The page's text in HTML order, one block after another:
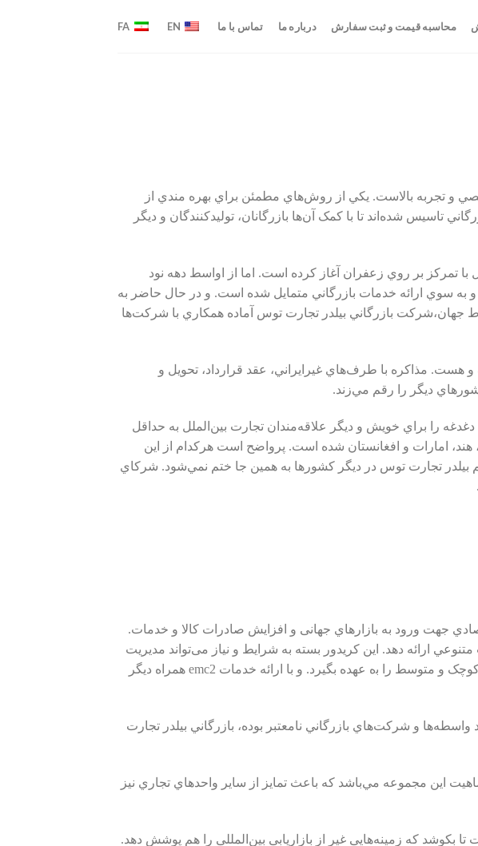
محاسبه قیمت و ثبت سفارش درباره ما تماس با ما EN
FA
و تجربه بالاست. يکي از روش‌هاي مطمئن براي بهره مندي از
شده‌اند تا با کمک آن‌ها بازرگانان، توليدکنندگان و ديگر
تمرکز بر روي زعفران آغاز کرده است. اما از اواسط دهه نود
سوي ارائه خدمات بازرگاني متمايل شده است. و در حال حاضر به
جهان،شرکت بازرگاني بيلدر تجارت توس آماده‌ همکاري با شرکت‌ها
مذاکره با طرف‌هاي غيرايراني، عقد قرارداد، تحويل و
ديگر را رقم مي‌زند.
را براي خويش و ديگر علاقه‌مندان تجارت بين‌الملل به حداقل
امارات و افغانستان شده است. پرواضح است هرکدام از اين
تجارت توس در ديگر کشورها به همين جا ختم نمي‌شود. شرکاي
جهت ورود ﺑﻪ ﺑﺎزارﻫﺎي ﺟﻬﺎﻧﯽ و اﻓﺰاﯾﺶ ﺻﺎدرات ﮐﺎﻻ و ﺧﺪﻣﺎت.
ارائه دهد. اﯾﻦ کريدور ﺑﺴﺘﻪ ﺑﻪ ﺷﺮاﯾﻂ و ﻧﯿﺎز ﻣﯽﺗﻮاﻧﺪ ﻣﺪﯾﺮﯾﺖ
ﺗﻤﺎم و ﯾﺎ ﺑﺨﺸﯽ از ﻓﻌﺎليت‌هاي ﺻﺎدراﺗﯽ يا وارداتي ﺑﻨﮕﺎه‌هاي اﻗﺘﺼﺎدي علي الخصوص ﺑﻨﮕﺎه‌هاي ﮐﻮﭼﮏ و ﻣﺘﻮﺳﻂ را ﺑه عهده بگيرد. و با ارائه خدمات emc2 همراه ديگر
و شرکت‌هاي بازرگاني نامعتبر بوده، بازرگاني بيلدر تجارت
اين مجموعه‌ مي‌باشد که باعث تمايز از ﺳﺎﯾﺮ واﺣﺪﻫﺎي ﺗﺠﺎري نيز